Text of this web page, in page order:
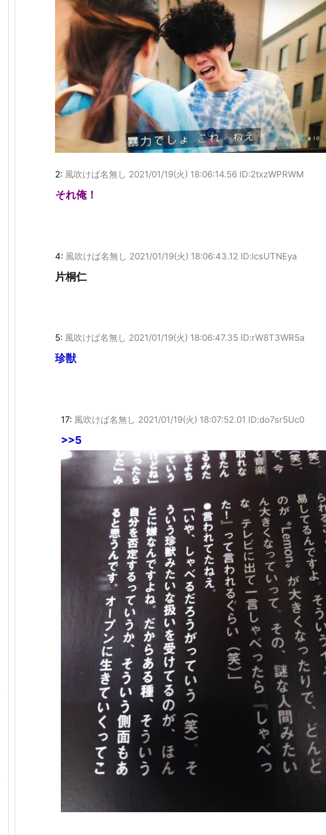
2: 風吹けば名無し 2021/01/19(火) 18:06:14.56 ID:2txzWPRWM
それ俺！
4: 風吹けば名無し 2021/01/19(火) 18:06:43.12 ID:lcsUTNEya
片桐仁
5: 風吹けば名無し 2021/01/19(火) 18:06:47.35 ID:rW8T3WR5a
珍獣
17: 風吹けば名無し 2021/01/19(火) 18:07:52.01 ID:do7sr5Uc0
>>5